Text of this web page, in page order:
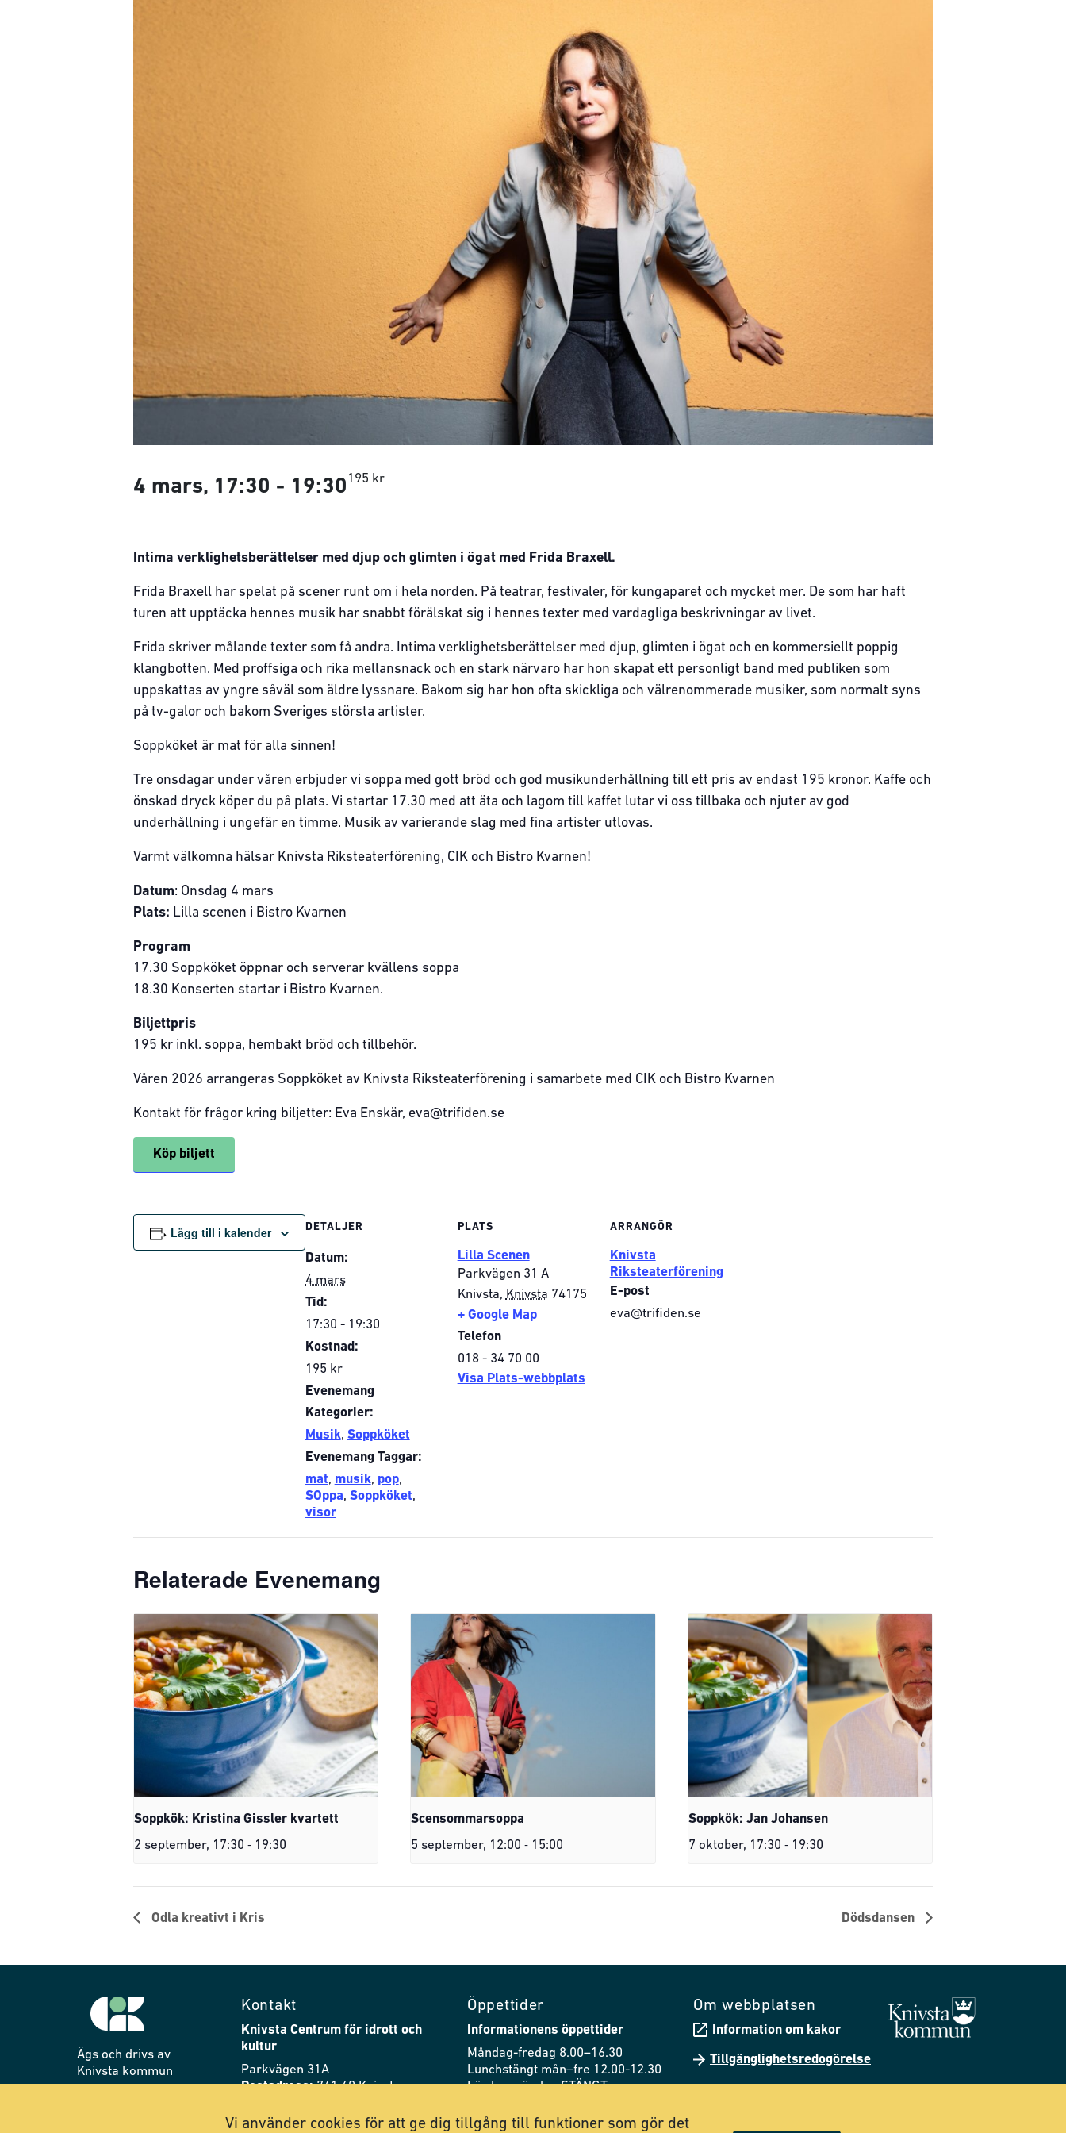
4 mars, 17:30 - 19:30 195 kr
Intima verklighetsberättelser med djup och glimten i ögat med Frida Braxell.
Frida Braxell har spelat på scener runt om i hela norden. På teatrar, festivaler, för kungaparet och mycket mer. De som har haft
turen att upptäcka hennes musik har snabbt förälskat sig i hennes texter med vardagliga beskrivningar av livet.
Frida skriver målande texter som få andra. Intima verklighetsberättelser med djup, glimten i ögat och en kommersiellt poppig
klangbotten. Med proffsiga och rika mellansnack och en stark närvaro har hon skapat ett personligt band med publiken som
uppskattas av yngre såväl som äldre lyssnare. Bakom sig har hon ofta skickliga och välrenommerade musiker, som normalt syns
på tv-galor och bakom Sveriges största artister.
Soppköket är mat för alla sinnen!
Tre onsdagar under våren erbjuder vi soppa med gott bröd och god musikunderhållning till ett pris av endast 195 kronor. Kaffe och
önskad dryck köper du på plats. Vi startar 17.30 med att äta och lagom till kaffet lutar vi oss tillbaka och njuter av god
underhållning i ungefär en timme. Musik av varierande slag med fina artister utlovas.
Varmt välkomna hälsar Knivsta Riksteaterförening, CIK och Bistro Kvarnen!
Datum: Onsdag 4 mars
Plats: Lilla scenen i Bistro Kvarnen
Program
17.30 Soppköket öppnar och serverar kvällens soppa
18.30 Konserten startar i Bistro Kvarnen.
Biljettpris
195 kr inkl. soppa, hembakt bröd och tillbehör.
Våren 2026 arrangeras Soppköket av Knivsta Riksteaterförening i samarbete med CIK och Bistro Kvarnen
Kontakt för frågor kring biljetter: Eva Enskär, eva@trifiden.se
Köp biljett
Lägg till i kalender DETALJER
Datum:
4 mars
Tid:
17:30 - 19:30
Kostnad:
195 kr
Evenemang
Kategorier:
Musik, Soppköket
Evenemang Taggar:
mat, musik, pop,
SOppa, Soppköket,
visor
PLATS
Lilla Scenen
Parkvägen 31 A
Knivsta, Knivsta 74175
+ Google Map
Telefon
018 - 34 70 00
Visa Plats-webbplats
ARRANGÖR
Knivsta
Riksteaterförening
E-post
eva@trifiden.se
Relaterade Evenemang
Soppkök: Kristina Gissler kvartett
2 september, 17:30 - 19:30
Scensommarsoppa
5 september, 12:00 - 15:00
Soppkök: Jan Johansen
7 oktober, 17:30 - 19:30
Odla kreativt i Kris Dödsdansen
Ägs och drivs av
Knivsta kommun
Kontakt
Knivsta Centrum för idrott och
kultur
Parkvägen 31A
Postadress:741 40 Knivsta
Öppettider
Informationens öppettider
Måndag-fredag 8.00–16.30
Lunchstängt mån–fre 12.00-12.30
Lördag–söndag STÄNGT
Husets öppettider
Om webbplatsen
Information om kakor
Tillgänglighetsredogörelse
Vi använder cookies för att ge dig tillgång till funktioner som gör det